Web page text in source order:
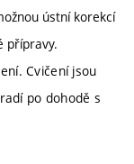
ústní korekcí
přípravy.
Cvičení jsou
po dohodě s